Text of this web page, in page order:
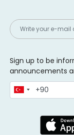
Sign up to be
announcements